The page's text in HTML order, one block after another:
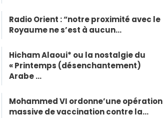
Radio Orient : “notre proximité avec le
Royaume ne s’est à aucun…
Hicham Alaoui* ou la nostalgie du
« Printemps (désenchantement)
Arabe …
Mohammed VI ordonne’une opération
massive de vaccination contre la…